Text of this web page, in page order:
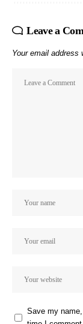
Leave a
Your email address
Save my